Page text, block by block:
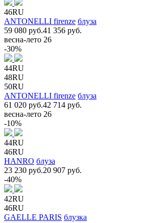
46RU
ANTONELLI firenze блуза
59 080 руб.41 356 руб.
весна-лето 26
-30%
44RU
48RU
50RU
ANTONELLI firenze блуза
61 020 руб.42 714 руб.
весна-лето 26
-10%
44RU
46RU
HANRO блуза
23 230 руб.20 907 руб.
-40%
42RU
46RU
GAELLE PARIS блузка